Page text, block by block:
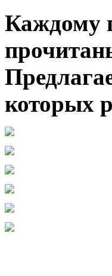
Каждому
которых